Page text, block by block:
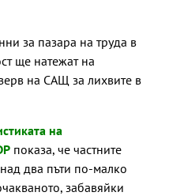
за пазара на труда в
ще натежат на
на САЩ за лихвите в
на
показа, че частните
два пъти по-малко
забавяйки